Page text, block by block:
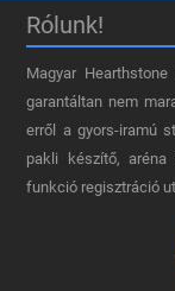
Rólunk!
Magyar
garantáltan nem
erről a gyors-iramú
pakli készítő,
funkció regisztráció